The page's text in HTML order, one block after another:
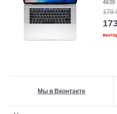
4639
178
Мы в Вконтакте